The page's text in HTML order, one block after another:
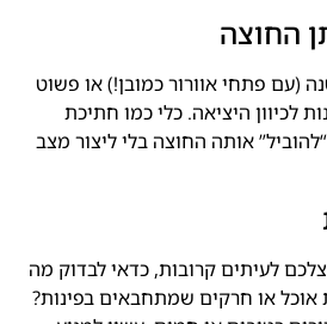
(עם פתחי אוורור כמובן!) או פשוט
לכיוון היציאה. כלי כמו חתיכת
אותה החוצה בלי ליצור מצב
לעיתים קרובות, כדאי לבדוק מה
אוכל או חרקים שמתחבאים בפינות?